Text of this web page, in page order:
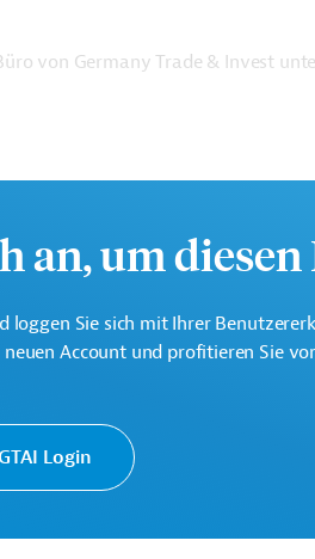
von Germany Trade & Invest
- Europäische Nachbarschaftspolitik und
an, um
Sie sich mit Ihrer
neuen Account und profitieren Sie
Login